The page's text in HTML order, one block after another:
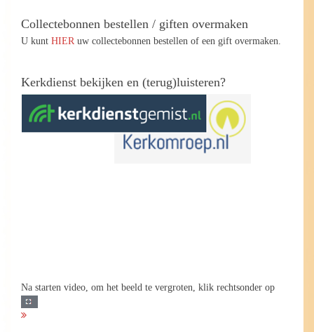
Collectebonnen bestellen / giften overmaken
U kunt HIER uw collectebonnen bestellen of een gift overmaken.
Kerkdienst bekijken en (terug)luisteren?
Na starten video, om het beeld te vergroten, klik rechtsonder op